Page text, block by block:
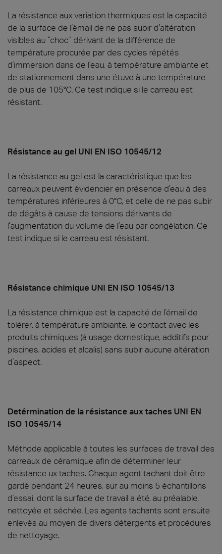
La résistance aux variation thermiques est la capacité
de la surface de l’émail de ne pas subir d’altération
visibles au ”choc” dérivant de la diffèrence de
température procurée par des cycles répétés
d’immersion dans de l’eau, à température ambiante et
de stationnement dans une étuve à une température
de plus de 105°C. Ce test indique si le carreau est
résistant.
Résistance au gel UNI EN ISO 10545/12
La résistance au gel est la caractéristique que les
carreaux peuvent évidencier en présence d’eau à des
températures inférieures à 0°C, et celle de ne pas subir
de dégâts à cause de tensions dérivants de
l’augmentation du volume de l’eau par congélation. Ce
test indique si le carreau est résistant.
Résistance chimique UNI EN ISO 10545/13
La résistance chimique est la capacité de l’émail de
tolérer, à température ambiante, le contact avec les
produits chimiques (à usage domestique, additifs pour
piscines, acides et alcalis) sans subir aucune altération
d’aspect.
Detérmination de la résistance aux taches UNI EN
ISO 10545/14
Méthode applicable à toutes les surfaces de travail des
carreaux de céramique afin de déterminer leur
résistance ux taches. Chaque agent tachant doit être
gardé pendant 24 heures, sur au moins 5 échantillons
d’essai, dont la surface de travail a été, au préalable,
nettoyée et séchée. Les agents tachants sont ensuite
enlevés au moyen de divers détergents et procédures
de nettoyage.